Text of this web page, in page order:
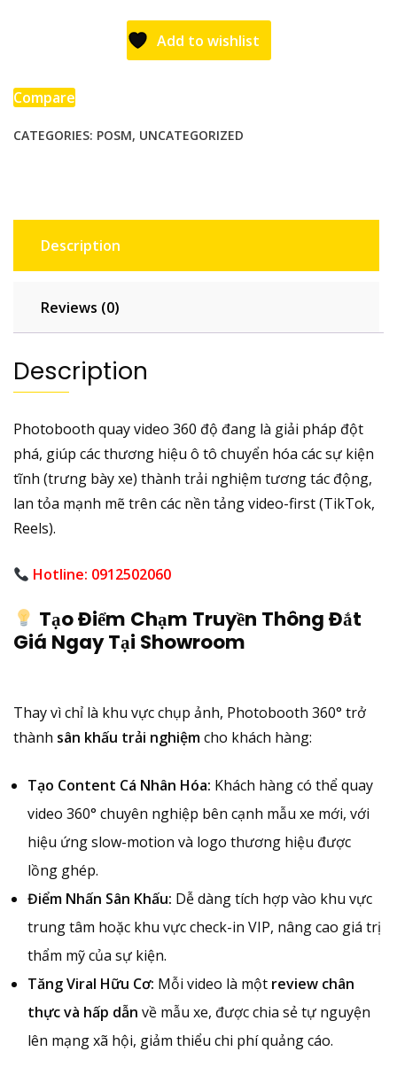
"Vũ
Viral
Ra
2025–
2026
Add to wishlist
Compare
CATEGORIES: POSM, UNCATEGORIZED
Description
Reviews (0)
Description
Photobooth quay video 360 độ đang là giải pháp đột
phá, giúp các thương hiệu ô tô chuyển hóa các sự kiện
tĩnh (trưng bày xe) thành trải nghiệm tương tác động,
lan tỏa mạnh mẽ trên các nền tảng video-first (TikTok,
Reels).
Hotline: 0912502060
Tạo Điểm Chạm Truyền Thông Đắt
Giá Ngay Tại Showroom
Thay vì chỉ là khu vực chụp ảnh, Photobooth 360° trở
thành sân khấu trải nghiệmcho khách hàng:
Tạo Content Cá Nhân Hóa: Khách hàng có thể quay
video 360° chuyên nghiệp bên cạnh mẫu xe mới, với
hiệu ứng slow-motion và logo thương hiệu được
lồng ghép.
Điểm Nhấn Sân Khấu: Dễ dàng tích hợp vào khu vực
trung tâm hoặc khu vực check-in VIP, nâng cao giá trị
thẩm mỹ của sự kiện.
Tăng Viral Hữu Cơ: Mỗi video là một review chân
thực và hấp dẫn về mẫu xe, được chia sẻ tự nguyện
lên mạng xã hội, giảm thiểu chi phí quảng cáo.